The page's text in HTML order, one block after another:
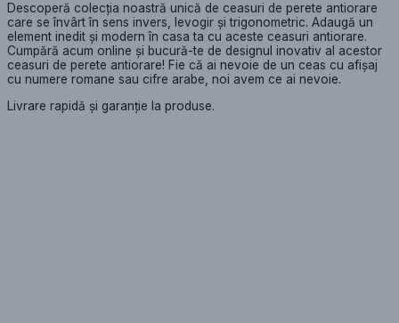
Descoperă colecția noastră unică de ceasuri de perete antiorare
care se învârt în sens invers, levogir și trigonometric. Adaugă un
element inedit și modern în casa ta cu aceste ceasuri antiorare.
Cumpără acum online și bucură-te de designul inovativ al acestor
ceasuri de perete antiorare! Fie că ai nevoie de un ceas cu afișaj
cu numere romane sau cifre arabe, noi avem ce ai nevoie.
Livrare rapidă și garanție la produse.